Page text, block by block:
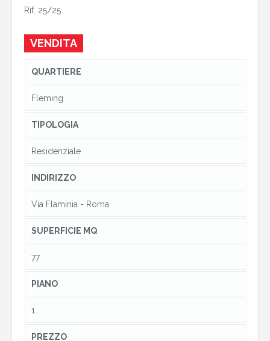
Rif. 25/25
VENDITA
QUARTIERE
Fleming
TIPOLOGIA
Residenziale
INDIRIZZO
Via Flaminia - Roma
SUPERFICIE MQ
77
PIANO
1
PREZZO